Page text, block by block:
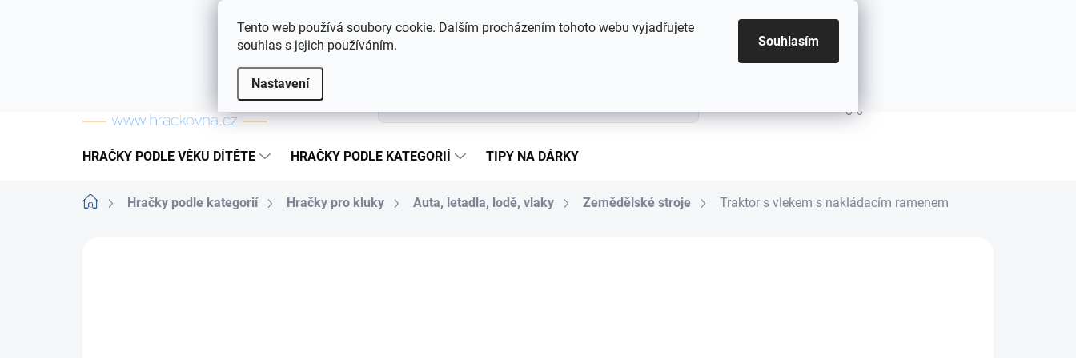
Tento web používá soubory cookie. Dalším procházením tohoto webu vyjadřujete
souhlas s jejich používáním.
Nastavení
Souhlasím
Často kladené otázky Hodnocení obchodu Kontakty
HRAČKY PODLE VĚKU DÍTĚTE HRAČKY PODLE KATEGORIÍ TIPY NA DÁRKY
DomůHračky podle kategorií Hračky pro kluky Auta, letadla, lodě, vlaky Zemědělské stroje Traktor s vlekem s nakládacím ramenem